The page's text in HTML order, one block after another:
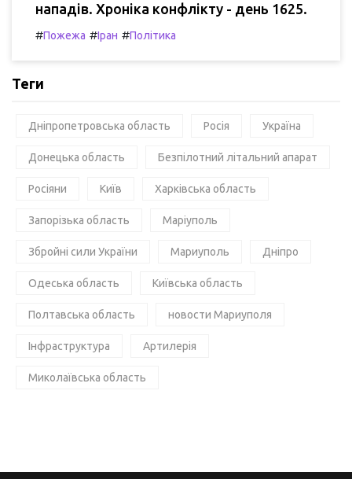
нападів. Хроніка конфлікту - день 1625.
#Пожежа #Іран #Політика
Теги
Дніпропетровська область Росія Україна
Донецька область Безпілотний літальний апарат
Росіяни Київ Харківська область
Запорізька область Маріуполь
Збройні сили України Мариуполь Дніпро
Одеська область Київська область
Полтавська область новости Мариуполя
Інфраструктура Артилерія
Миколаївська область